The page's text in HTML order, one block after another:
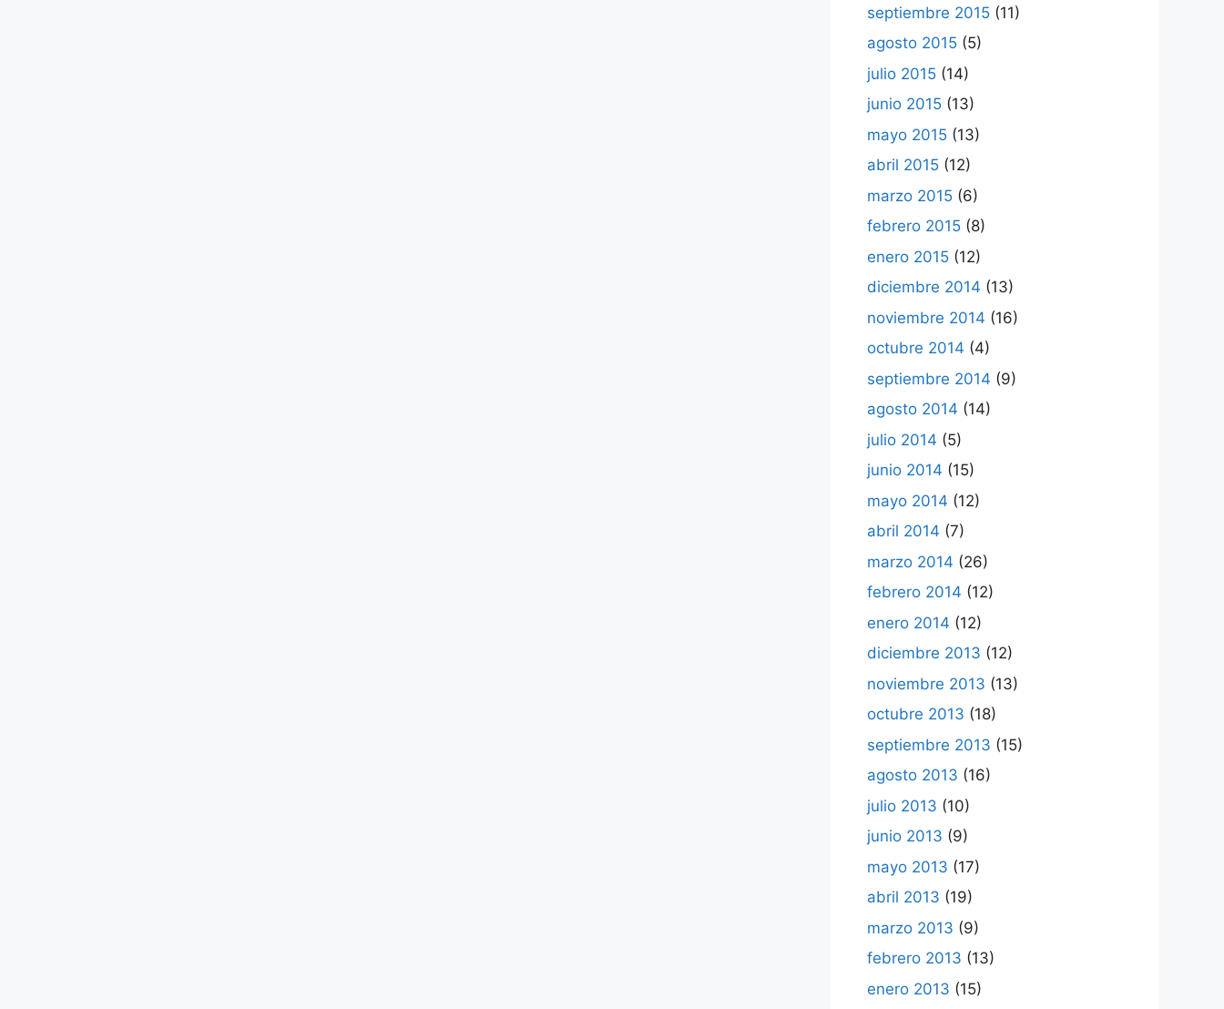
septiembre 2015 (11)
agosto 2015 (5)
julio 2015 (14)
junio 2015 (13)
mayo 2015 (13)
abril 2015 (12)
marzo 2015 (6)
febrero 2015 (8)
enero 2015 (12)
diciembre 2014 (13)
noviembre 2014 (16)
octubre 2014 (4)
septiembre 2014 (9)
agosto 2014 (14)
julio 2014 (5)
junio 2014 (15)
mayo 2014 (12)
abril 2014 (7)
marzo 2014 (26)
febrero 2014 (12)
enero 2014 (12)
diciembre 2013 (12)
noviembre 2013 (13)
octubre 2013 (18)
septiembre 2013 (15)
agosto 2013 (16)
julio 2013 (10)
junio 2013 (9)
mayo 2013 (17)
abril 2013 (19)
marzo 2013 (9)
febrero 2013 (13)
enero 2013 (15)